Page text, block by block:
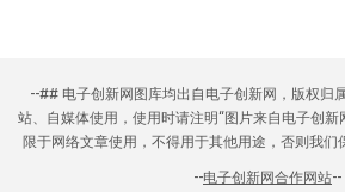
--## 电子创新网图库均出自电子创新网，版权归
站、自媒体使用，使用时请注明“图片来自电子创新
限于网络文章使用，不得用于其他用途，否则我
--电子创新网合作网站--